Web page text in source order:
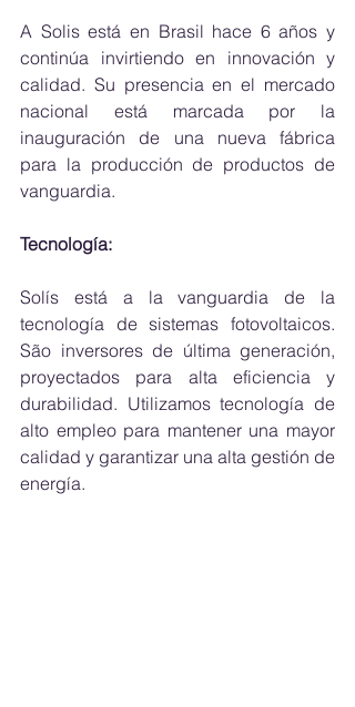
A Solis está en Brasil hace 6 años y
continúa invirtiendo en innovación y
calidad. Su presencia en el mercado
nacional está marcada por la
inauguración de una nueva fábrica
para la producción de productos de
vanguardia.
Tecnología:
Solís está a la vanguardia de la
tecnología de sistemas fotovoltaicos.
São inversores de última generación,
proyectados para alta eficiencia y
durabilidad. Utilizamos tecnología de
alto empleo para mantener una mayor
calidad y garantizar una alta gestión de
energía.